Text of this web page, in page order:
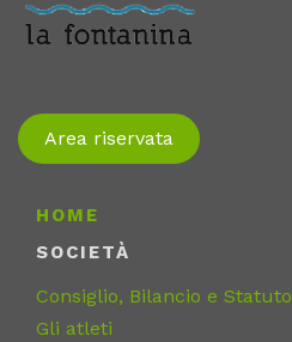
Area riservata
HOME
SOCIETÀ
Consiglio, Bilancio e Statuto
Gli atleti